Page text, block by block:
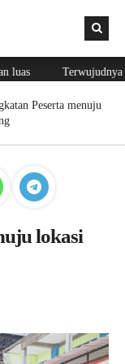
Terwujudnya
Peserta menuju
lokasi